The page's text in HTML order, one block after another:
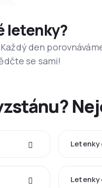
letenky?
den
se sami!
Letenky
Letenky